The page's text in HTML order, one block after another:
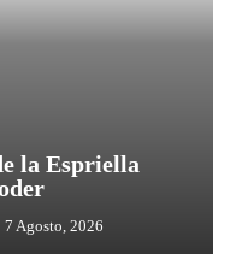
la Espriella
7 Agosto, 2026